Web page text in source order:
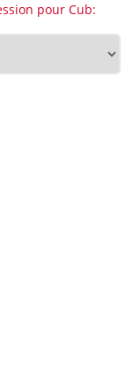
pour Cub: